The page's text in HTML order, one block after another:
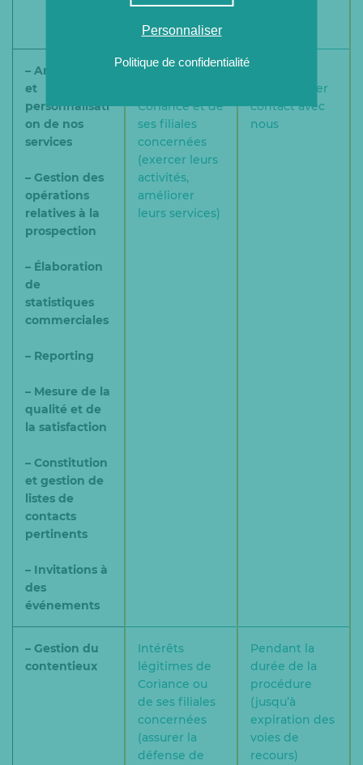
relations avec
les tiers)
– Amélioration
et
personnalisati
on de nos
services
– Gestion des
opérations
relatives à la
prospection
– Élaboration
de
statistiques
commerciales
– Reporting
– Mesure de la
qualité et de
la satisfaction
– Constitution
et gestion de
listes de
contacts
pertinents
– Invitations à
des
événements
Intérêts
Coriance et de
ses filiales
concernées
(exercer leurs
activités,
améliorer
leurs services)
votre dernier
contact avec
nous
– Gestion du
contentieux
Intérêts
légitimes de
Coriance ou
de ses filiales
concernées
(assurer la
défense de
Pendant la
durée de la
procédure
(jusqu’à
expiration des
voies de
recours)
Personnaliser
Politique de confidentialité